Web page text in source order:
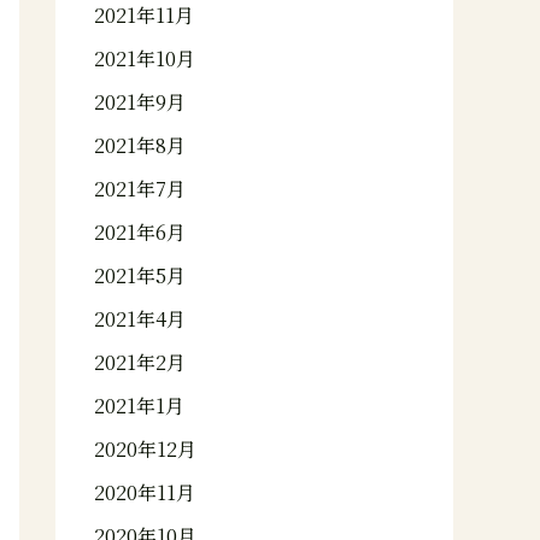
2021年11月
2021年10月
2021年9月
2021年8月
2021年7月
2021年6月
2021年5月
2021年4月
2021年2月
2021年1月
2020年12月
2020年11月